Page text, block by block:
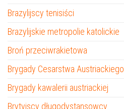
Brazylijscy tenisiści
Brazylijskie metropolie katolickie
Broń przeciwrakietowa
Brygady Cesarstwa Austriackiego
Brygady kawalerii austriackiej
Brytyjscy długodystansowcy